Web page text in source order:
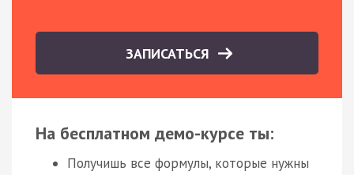
ЗАПИСАТЬСЯ
На бесплатном демо-курсе ты:
Получишь все формулы, которые нужны